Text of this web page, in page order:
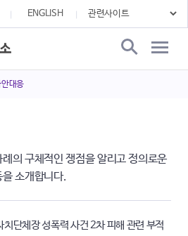
대응
ENGLISH
의 구체적인 쟁점을 알리고 정의로운
소개합니다.
단체장 성폭력 사건 2차 피해 관련 부적